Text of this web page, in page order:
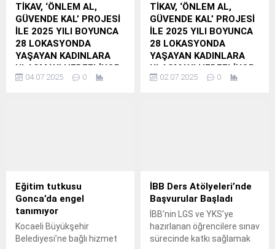
TİKAV, ‘ÖNLEM AL,
GÜVENDE KAL’ PROJESİ
İLE 2025 YILI BOYUNCA
28 LOKASYONDA
YAŞAYAN KADINLARA
ULAŞMAYI HEDEFLİYOR
TİKAV, “Önlem Al,
sorumluluk projeleriyle
toplumun farklı kesimlerine
destek olmayı
amaçlayan Türkiye İnsan
Kaynakları Eğitim ve Sağlık
Vakfı (TİKAV), ‘Önlem Al,
04.07.2025 0
TİKAV, ‘ÖNLEM AL,
GÜVENDE KAL’ PROJESİ
İLE 2025 YILI BOYUNCA
28 LOKASYONDA
YAŞAYAN KADINLARA
ULAŞMAYI HEDEFLİYOR
TİKAV, “Önlem Al,
sorumluluk projeleriyle
toplumun farklı kesimlerine
destek olmayı
amaçlayan Türkiye İnsan
Kaynakları Eğitim ve Sağlık
Vakfı (TİKAV), ‘Önlem Al,
02.07.2025 0
Eğitim tutkusu
Gonca’da engel
tanımıyor
Kocaeli Büyükşehir
Belediyesi’ne bağlı hizmet
İBB Ders Atölyeleri’nde
Başvurular Başladı
İBB’nin LGS ve YKS’ye
hazırlanan öğrencilere sınav
sürecinde katkı sağlamak